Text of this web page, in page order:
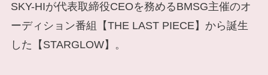
SKY-HIが代表取締役CEOを務めるBMSG主催のオ
ーディション番組【THE LAST PIECE】から誕生
した【STARGLOW】。